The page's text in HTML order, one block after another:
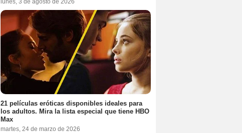
lunes, 3 de agosto de 2026
21 películas eróticas disponibles ideales para
los adultos. Mira la lista especial que tiene HBO
Max
martes, 24 de marzo de 2026